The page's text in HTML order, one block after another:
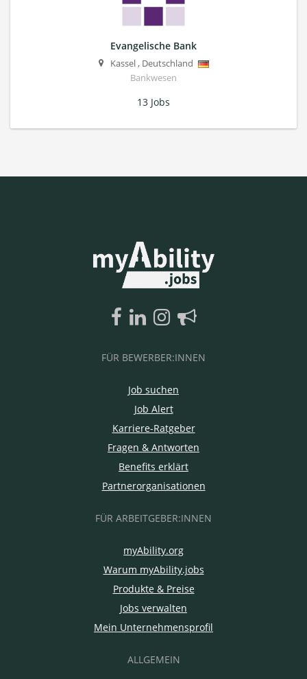
Evangelische Bank
Kassel, Deutschland
Bankwesen
13 Jobs
FÜR BEWERBER:INNEN
Job suchen
Job Alert
Karriere-Ratgeber
Fragen & Antworten
Benefits erklärt
Partnerorganisationen
FÜR ARBEITGEBER:INNEN
myAbility.org
Warum myAbility.jobs
Produkte & Preise
Jobs verwalten
Mein Unternehmensprofil
ALLGEMEIN